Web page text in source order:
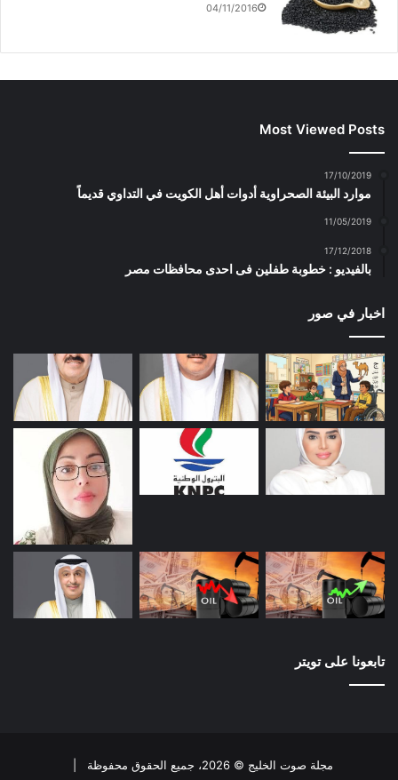
04/11/2016
Most Viewed Posts
17/10/2019
موارد البيئة الصحراوية أدوات أهل الكويت في التداوي قديماً
11/05/2019
17/12/2018
بالفيديو : خطوبة طفلين فى احدى محافظات مصر
اخبار في صور
تابعونا على تويتر
مجلة صوت الخليج © 2026، جميع الحقوق محفوظة |